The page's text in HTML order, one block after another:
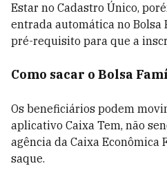
Estar no Cadastro Único,
entrada automática no Bolsa
pré-requisito para que a
Como sacar o Bolsa
Os beneficiários podem
aplicativo Caixa Tem, não
agência da Caixa Econômica
saque.